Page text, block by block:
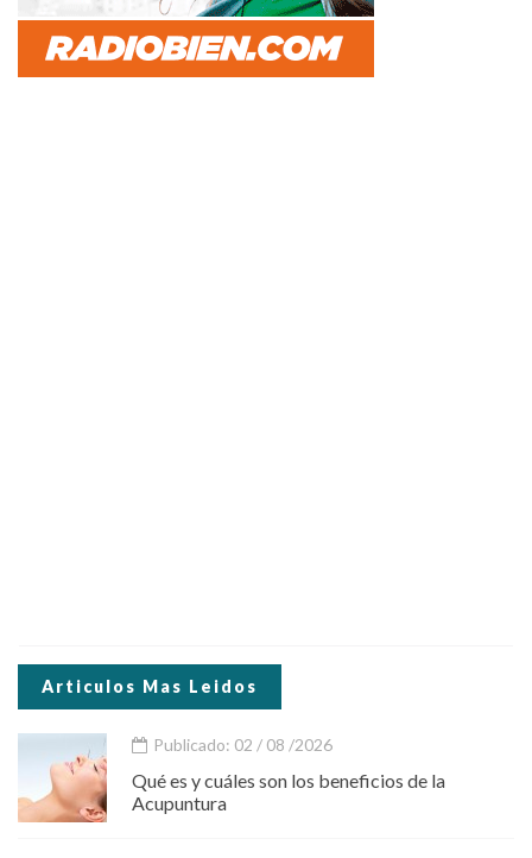
Articulos Mas Leidos
Publicado: 02 / 08 /2026
Qué es y cuáles son los beneficios de la
Acupuntura